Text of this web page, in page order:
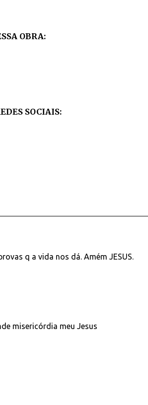
OBRA:
SOCIAIS:
q a vida nos dá. Amém JESUS.
misericórdia meu Jesus